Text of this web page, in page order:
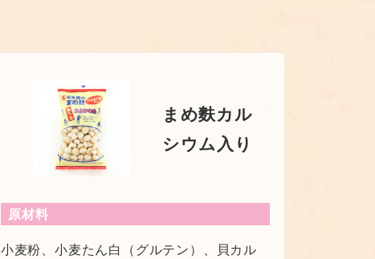
まめ麩カル
シウム入り
原材料
小麦粉、小麦たん白（グルテン）、貝カル